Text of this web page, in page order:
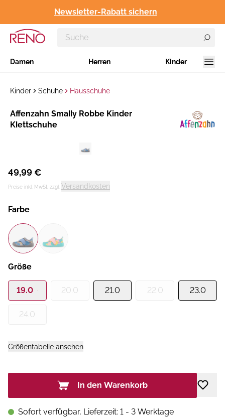
Newsletter-Rabatt sichern
Damen Herren Kinder
Kinder Schuhe Hausschuhe
Hersteller:
Affenzahn Smally Robbe Kinder
Klettschuhe
49,99 €
Preise inkl. MwSt. zzgl. Versandkosten
Farbe
Größe
19.0 20.0 21.0 22.0 23.0
24.0
Größentabelle ansehen
In den Warenkorb
Sofort verfügbar, Lieferzeit: 1 - 3 Werktage